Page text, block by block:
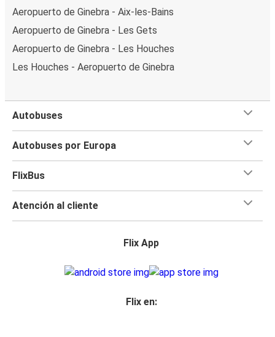
Aeropuerto de Ginebra - Aix-les-Bains
Aeropuerto de Ginebra - Les Gets
Aeropuerto de Ginebra - Les Houches
Les Houches - Aeropuerto de Ginebra
Autobuses
Autobuses por Europa
FlixBus
Atención al cliente
Flix App
Flix en: